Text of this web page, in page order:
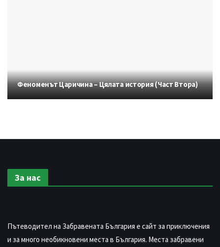
Феноменът Царичина – Цялата история (Част Втора)
За нас
Пътеводител на Забравената България е сайт за приключения
и за много необикновени места в България. Места забравени